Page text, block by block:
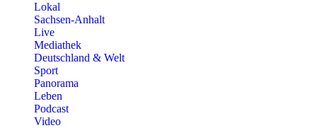
Lokal
Sachsen-Anhalt
Live
Mediathek
Deutschland & Welt
Sport
Panorama
Leben
Podcast
Video